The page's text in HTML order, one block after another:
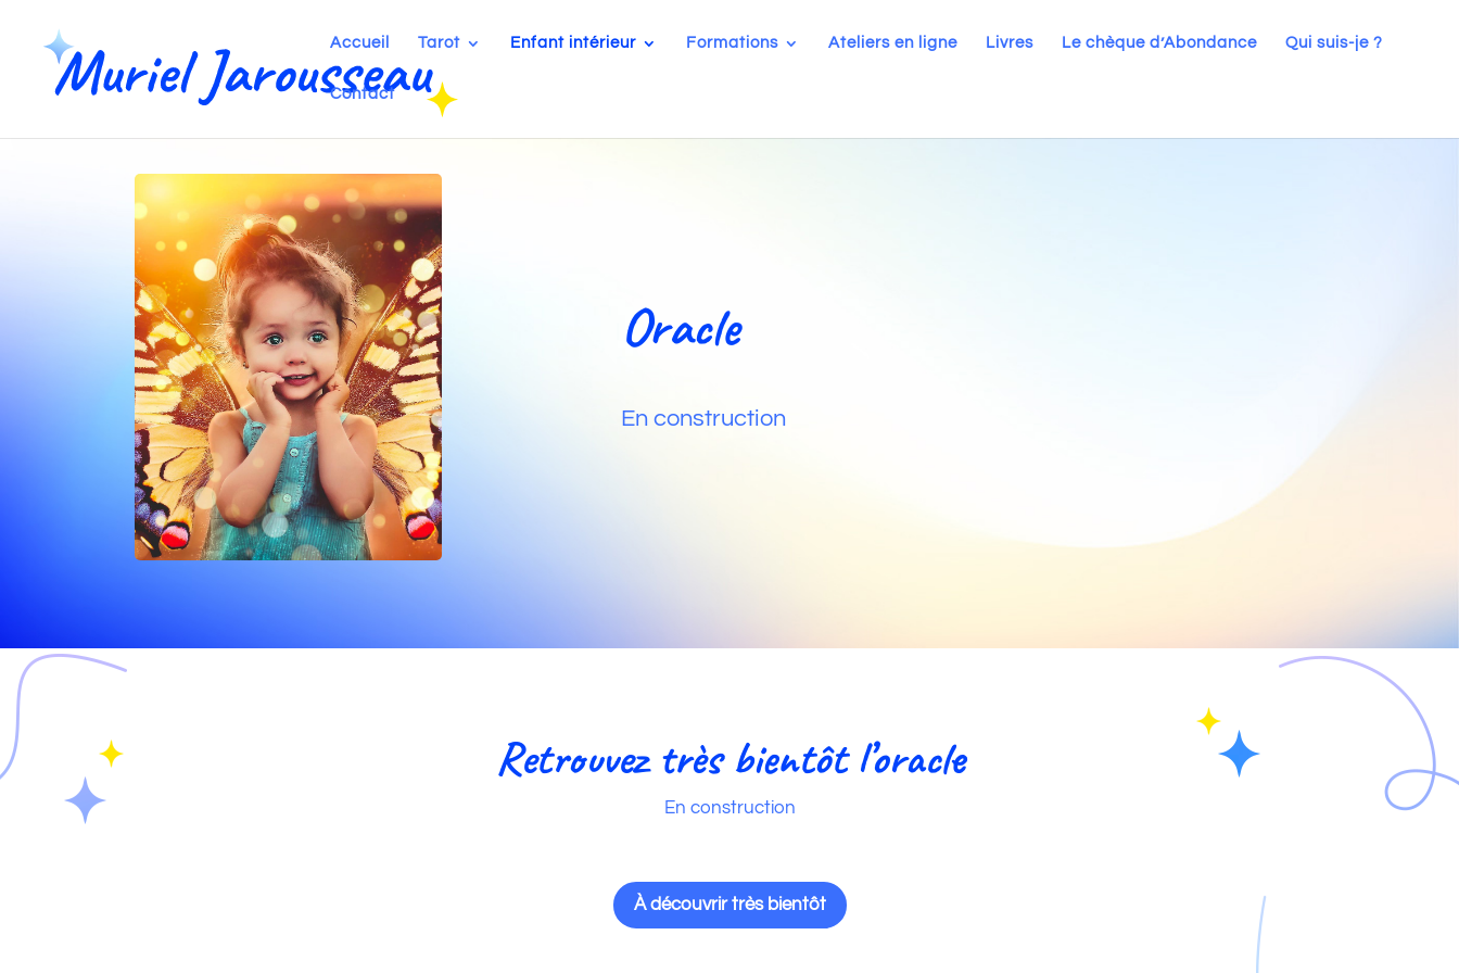
Accueil Tarot Enfant intérieur Formations Ateliers en ligne Livres Le chèque d’Abondance Qui suis-je ?
Contact
Oracle
En construction
Retrouvez très bientôt l’oracle
En construction
À découvrir très bientôt